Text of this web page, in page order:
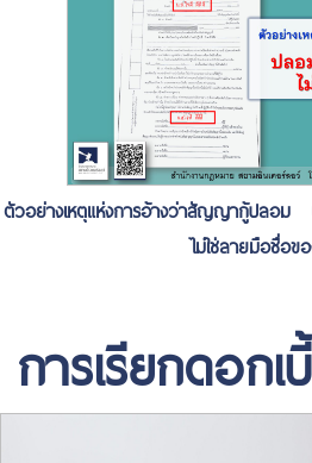
ตัวอย่างเหตุแห่งการอ้างว่าสัญญากู้ปลอม
ไม่ใช่ลายมือชื่อข
การเรียกดอก